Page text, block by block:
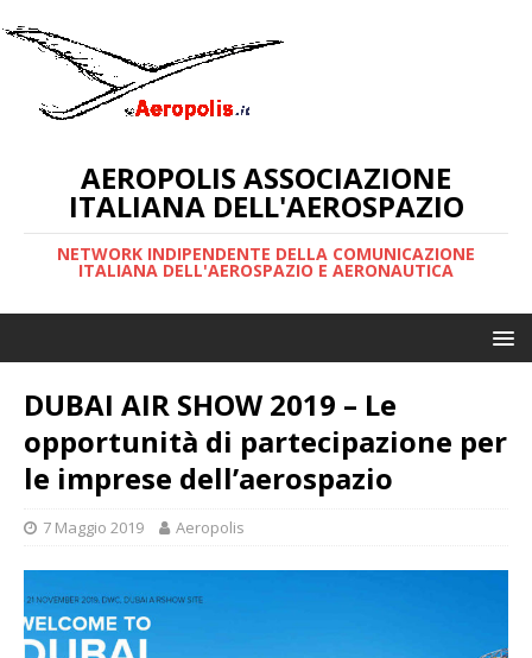
AEROPOLIS ASSOCIAZIONE
ITALIANA DELL'AEROSPAZIO
NETWORK INDIPENDENTE DELLA COMUNICAZIONE
ITALIANA DELL'AEROSPAZIO E AERONAUTICA
DUBAI AIR SHOW 2019 – Le
opportunità di partecipazione per
le imprese dell’aerospazio
7 Maggio 2019 Aeropolis